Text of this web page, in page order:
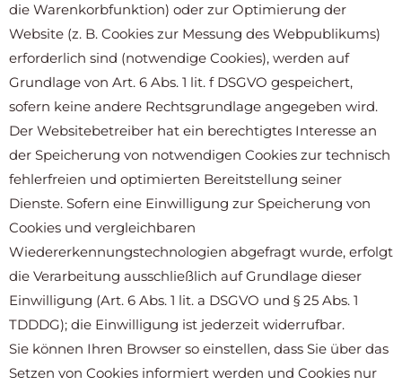
die Warenkorbfunktion) oder zur Optimierung der
Website (z. B. Cookies zur Messung des Webpublikums)
erforderlich sind (notwendige Cookies), werden auf
Grundlage von Art. 6 Abs. 1 lit. f DSGVO gespeichert,
sofern keine andere Rechtsgrundlage angegeben wird.
Der Websitebetreiber hat ein berechtigtes Interesse an
der Speicherung von notwendigen Cookies zur technisch
fehlerfreien und optimierten Bereitstellung seiner
Dienste. Sofern eine Einwilligung zur Speicherung von
Cookies und vergleichbaren
Wiedererkennungstechnologien abgefragt wurde, erfolgt
die Verarbeitung ausschließlich auf Grundlage dieser
Einwilligung (Art. 6 Abs. 1 lit. a DSGVO und § 25 Abs. 1
TDDDG); die Einwilligung ist jederzeit widerrufbar.
Sie können Ihren Browser so einstellen, dass Sie über das
Setzen von Cookies informiert werden und Cookies nur